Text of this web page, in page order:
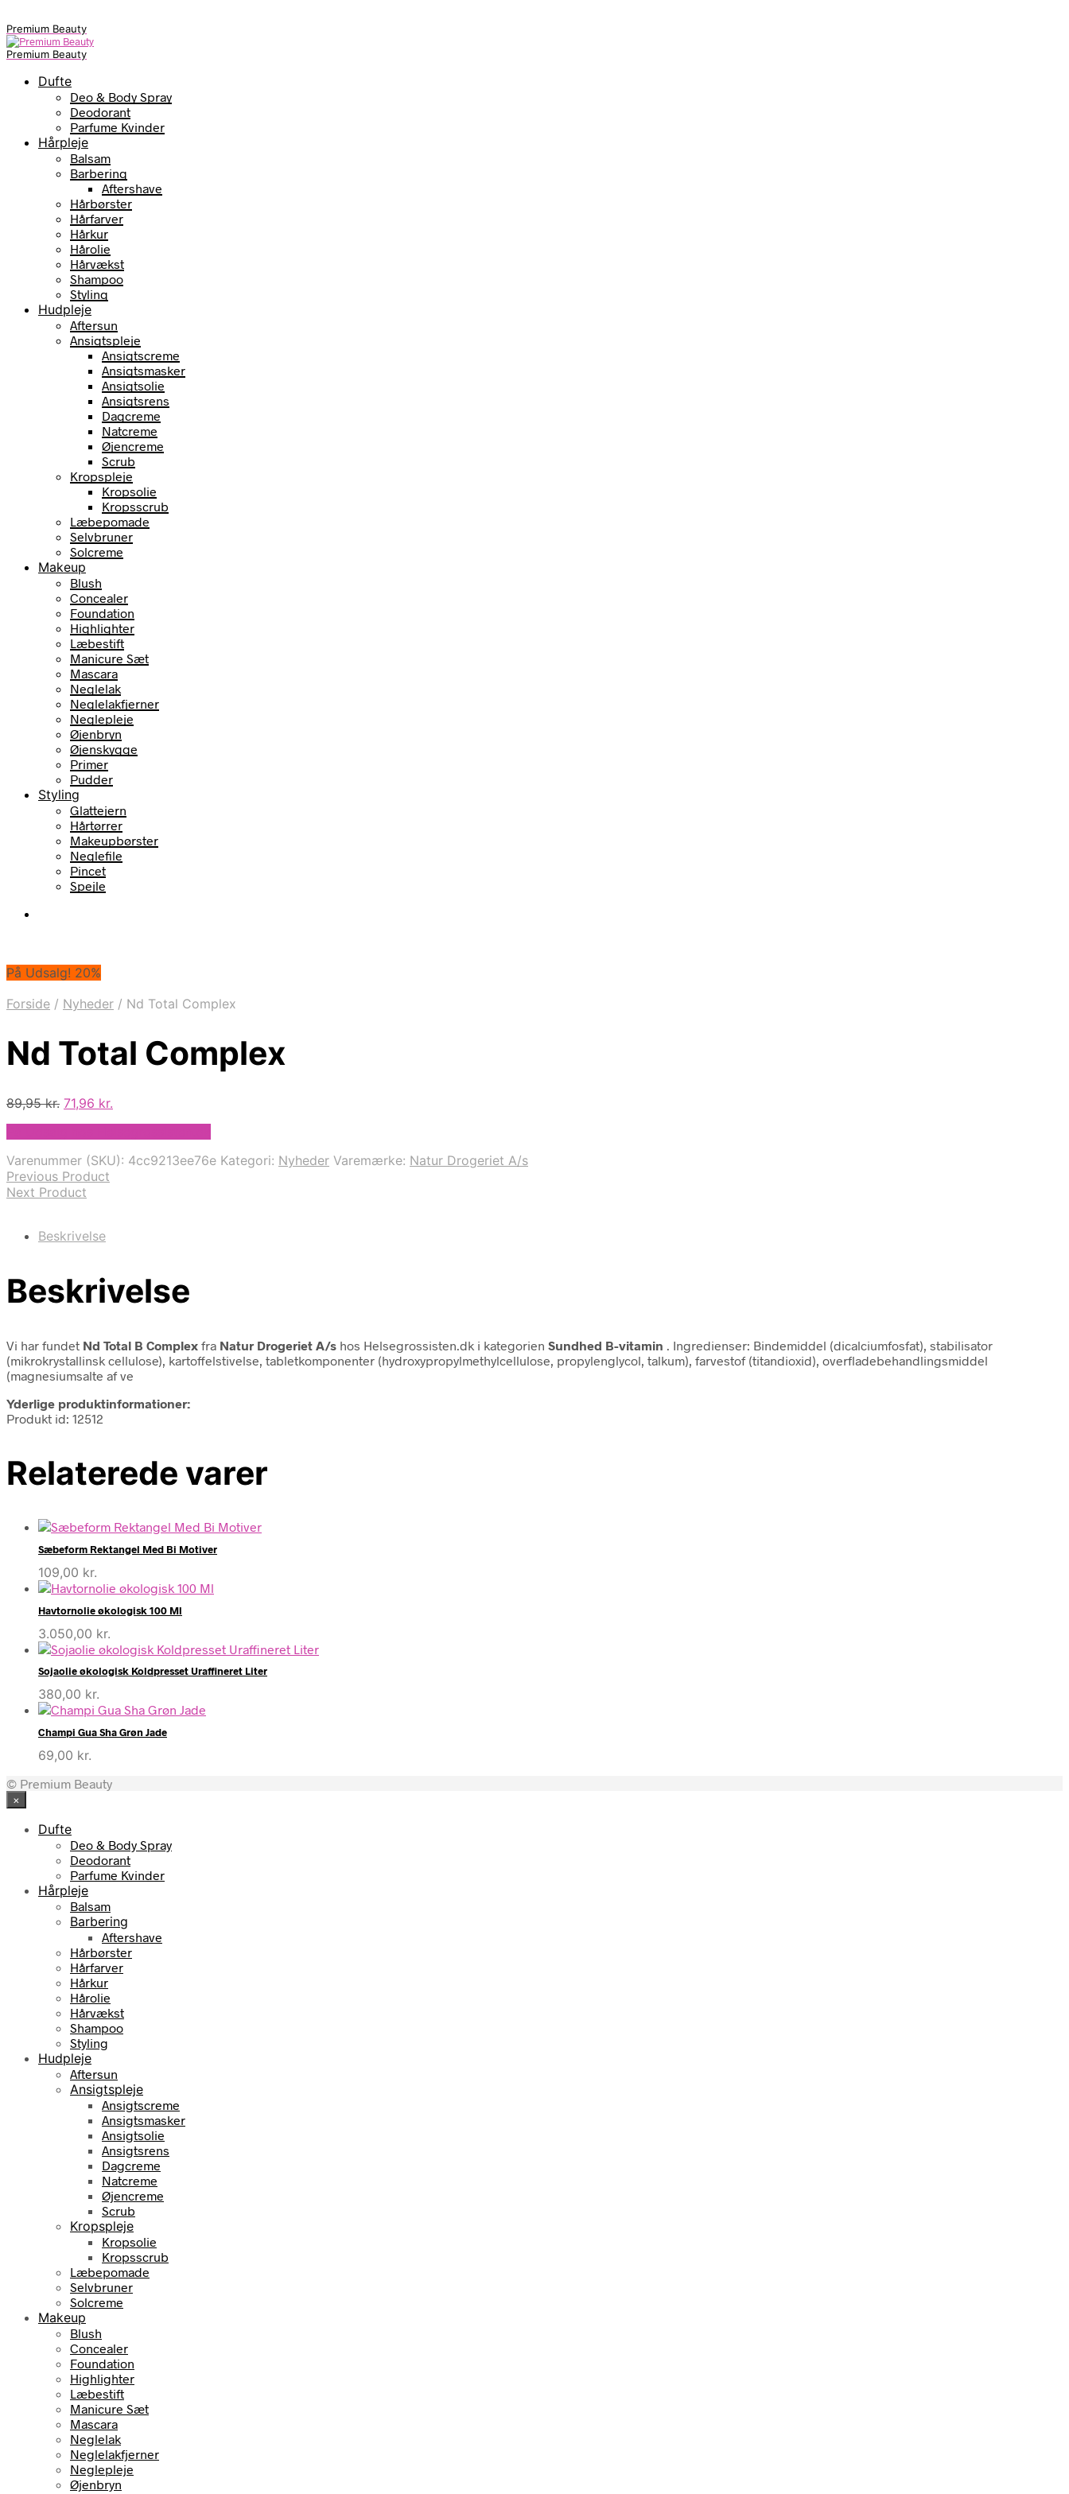
Premium Beauty
Premium Beauty
Dufte
Deo & Body Spray
Deodorant
Parfume Kvinder
Hårpleje
Balsam
Barbering
Aftershave
Hårbørster
Hårfarver
Hårkur
Hårolie
Hårvækst
Shampoo
Styling
Hudpleje
Aftersun
Ansigtspleje
Ansigtscreme
Ansigtsmasker
Ansigtsolie
Ansigtsrens
Dagcreme
Natcreme
Øjencreme
Scrub
Kropspleje
Kropsolie
Kropsscrub
Læbepomade
Selvbruner
Solcreme
Makeup
Blush
Concealer
Foundation
Highlighter
Læbestift
Manicure Sæt
Mascara
Neglelak
Neglelakfjerner
Neglepleje
Øjenbryn
Øjenskygge
Primer
Pudder
Styling
Glattejern
Hårtørrer
Makeupbørster
Neglefile
Pincet
Spejle
På Udsalg! 20%
Forside / Nyheder / Nd Total Complex
Nd Total Complex
89,95kr. Den
89,95 kr..
71,96 kr.
71,96 kr..
Varenummer (SKU): 4cc9213ee76e Kategori: Nyheder Varemærke: Natur Drogeriet A/s
Previous Product
Next Product
Beskrivelse
Beskrivelse
Vi har fundet Nd Total B Complex fra Natur Drogeriet A/s hos Helsegrossisten.dk i kategorien Sundhed B-vitamin
. Ingredienser: Bindemiddel (dicalciumfosfat), stabilisator
(mikrokrystallinsk cellulose), kartoffelstivelse, tabletkomponenter (hydroxypropylmethylcellulose, propylenglycol, talkum), farvestof (titandioxid), overfladebehandlingsmiddel
(magnesiumsalte af ve
Yderlige produktinformationer:
Produkt id: 12512
Relaterede varer
Sæbeform Rektangel Med Bi Motiver
109,00 kr.
Havtornolie økologisk 100 Ml
3.050,00 kr.
Sojaolie økologisk Koldpresset Uraffineret Liter
380,00 kr.
Champi Gua Sha Grøn Jade
69,00 kr.
© Premium Beauty
×
Dufte
Deo & Body Spray
Deodorant
Parfume Kvinder
Hårpleje
Balsam
Barbering
Aftershave
Hårbørster
Hårfarver
Hårkur
Hårolie
Hårvækst
Shampoo
Styling
Hudpleje
Aftersun
Ansigtspleje
Ansigtscreme
Ansigtsmasker
Ansigtsolie
Ansigtsrens
Dagcreme
Natcreme
Øjencreme
Scrub
Kropspleje
Kropsolie
Kropsscrub
Læbepomade
Selvbruner
Solcreme
Makeup
Blush
Concealer
Foundation
Highlighter
Læbestift
Manicure Sæt
Mascara
Neglelak
Neglelakfjerner
Neglepleje
Øjenbryn